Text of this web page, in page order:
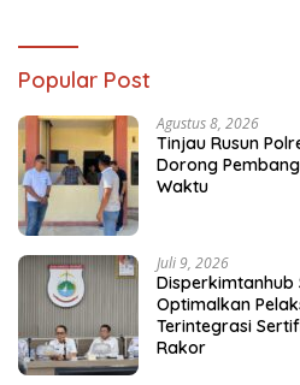
Popular Post
Agustus 8, 2026
Tinjau Rusun
Dorong
Waktu
Juli 9, 2026
Disperkimtanhub
Optimalkan
Terintegrasi
Rakor